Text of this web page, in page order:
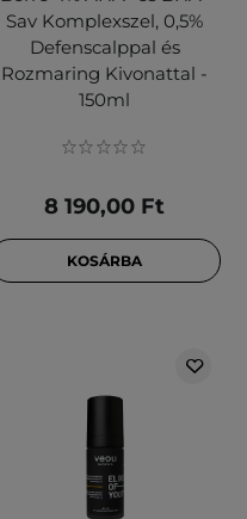
Sav Komplexszel, 0,5%
Defenscalppal és
Rozmaring Kivonattal -
150ml
8 190,00 Ft
KOSÁRBA